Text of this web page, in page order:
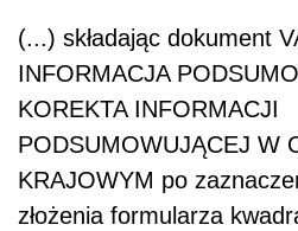
(...) składając dokument
INFORMACJA
KOREKTA INFORMACJI
PODSUMOWUJĄCEJ W
KRAJOWYM po
złożenia formularza